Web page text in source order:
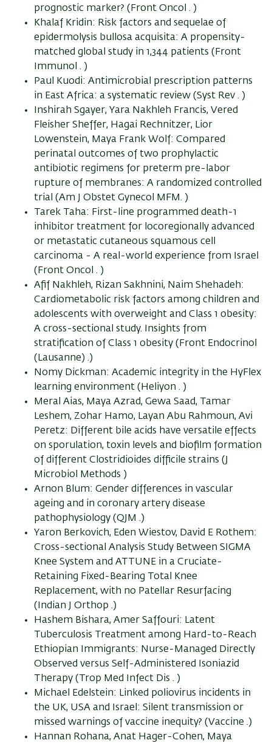
prognostic marker? (Front Oncol . )
Khalaf Kridin: Risk factors and sequelae of
epidermolysis bullosa acquisita: A propensity-
matched global study in 1,344 patients (Front
Immunol . )
Paul Kuodi: Antimicrobial prescription patterns
in East Africa: a systematic review (Syst Rev . )
Inshirah Sgayer, Yara Nakhleh Francis, Vered
Fleisher Sheffer, Hagai Rechnitzer, Lior
Lowenstein, Maya Frank Wolf: Compared
perinatal outcomes of two prophylactic
antibiotic regimens for preterm pre-labor
rupture of membranes: A randomized controlled
trial (Am J Obstet Gynecol MFM. )
Tarek Taha: First-line programmed death-1
inhibitor treatment for locoregionally advanced
or metastatic cutaneous squamous cell
carcinoma - A real-world experience from Israel
(Front Oncol . )
Afif Nakhleh, Rizan Sakhnini, Naim Shehadeh:
Cardiometabolic risk factors among children and
adolescents with overweight and Class 1 obesity:
A cross-sectional study. Insights from
stratification of Class 1 obesity (Front Endocrinol
(Lausanne) .)
Nomy Dickman: Academic integrity in the HyFlex
learning environment (Heliyon . )
Meral Aias, Maya Azrad, Gewa Saad, Tamar
Leshem, Zohar Hamo, Layan Abu Rahmoun, Avi
Peretz: Different bile acids have versatile effects
on sporulation, toxin levels and biofilm formation
of different Clostridioides difficile strains (J
Microbiol Methods )
Arnon Blum: Gender differences in vascular
ageing and in coronary artery disease
pathophysiology (QJM .)
Yaron Berkovich, Eden Wiestov, David E Rothem:
Cross-sectional Analysis Study Between SIGMA
Knee System and ATTUNE in a Cruciate-
Retaining Fixed-Bearing Total Knee
Replacement, with no Patellar Resurfacing
(Indian J Orthop .)
Hashem Bishara, Amer Saffouri: Latent
Tuberculosis Treatment among Hard-to-Reach
Ethiopian Immigrants: Nurse-Managed Directly
Observed versus Self-Administered Isoniazid
Therapy (Trop Med Infect Dis . )
Michael Edelstein: Linked poliovirus incidents in
the UK, USA and Israel: Silent transmission or
missed warnings of vaccine inequity? (Vaccine .)
Hannan Rohana, Anat Hager-Cohen, Maya